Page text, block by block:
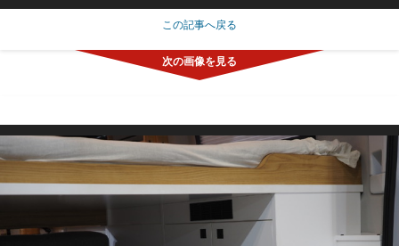
この記事へ戻る